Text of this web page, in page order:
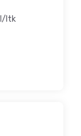
ltk